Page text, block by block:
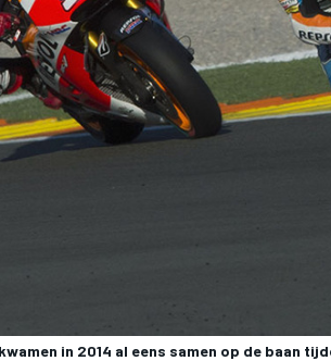
in 2014 al eens samen op de baan